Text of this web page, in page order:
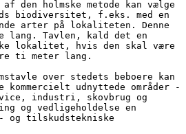
den holmske metode kan vælge
biodiversitet, f.eks. med en
arter på lokaliteten. Denne
lang. Tavlen, kald det en
lokalitet, hvis den skal være
ti meter lang.
over stedets beboere kan
udnyttede områder -
industri, skovbrug og
og vedligeholdelse en
og tilskudstekniske